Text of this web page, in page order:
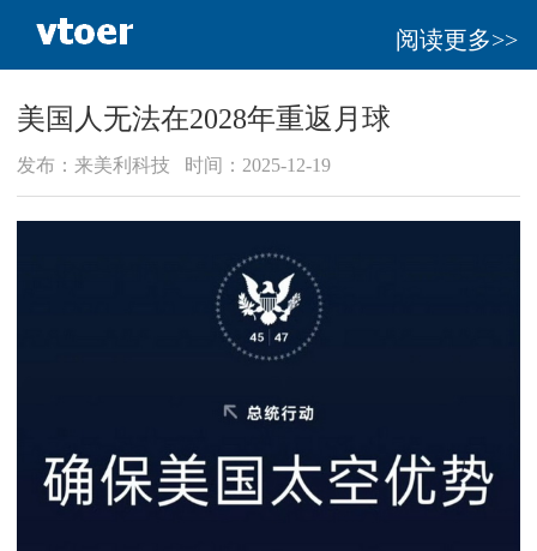
阅读更多>>
美国人无法在2028年重返月球
发布：来美利科技 时间：2025-12-19